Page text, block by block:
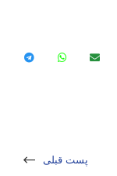
پست قبلی